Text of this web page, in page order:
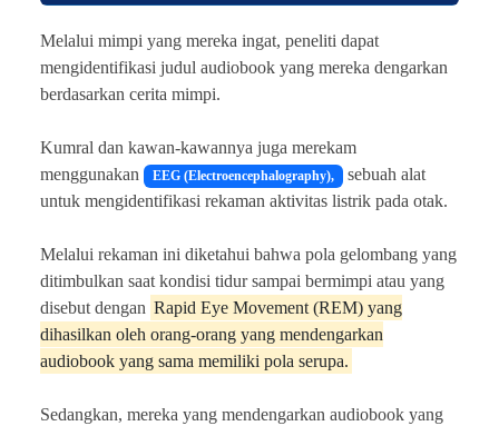
Melalui mimpi yang mereka ingat, peneliti dapat
mengidentifikasi judul audiobook yang mereka dengarkan
berdasarkan cerita mimpi.
Kumral dan kawan-kawannya juga merekam
menggunakan
EEG (Electroencephalography), sebuah alat
untuk mengidentifikasi rekaman aktivitas listrik pada otak.
Melalui rekaman ini diketahui bahwa pola gelombang yang
ditimbulkan saat kondisi tidur sampai bermimpi atau yang
disebut dengan Rapid Eye Movement (REM) yang
dihasilkan oleh orang-orang yang mendengarkan
audiobook yang sama memiliki pola serupa.
Sedangkan, mereka yang mendengarkan audiobook yang